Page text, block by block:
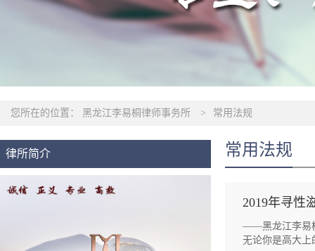
您所在的位置： 黑龙江李易桐律师事务所 > 常用法规
律所简介 常用法规
2019年寻性
——黑龙江李易
无论你是高大